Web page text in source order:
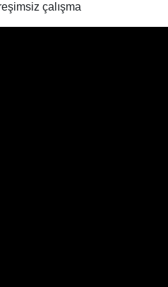
çalışma